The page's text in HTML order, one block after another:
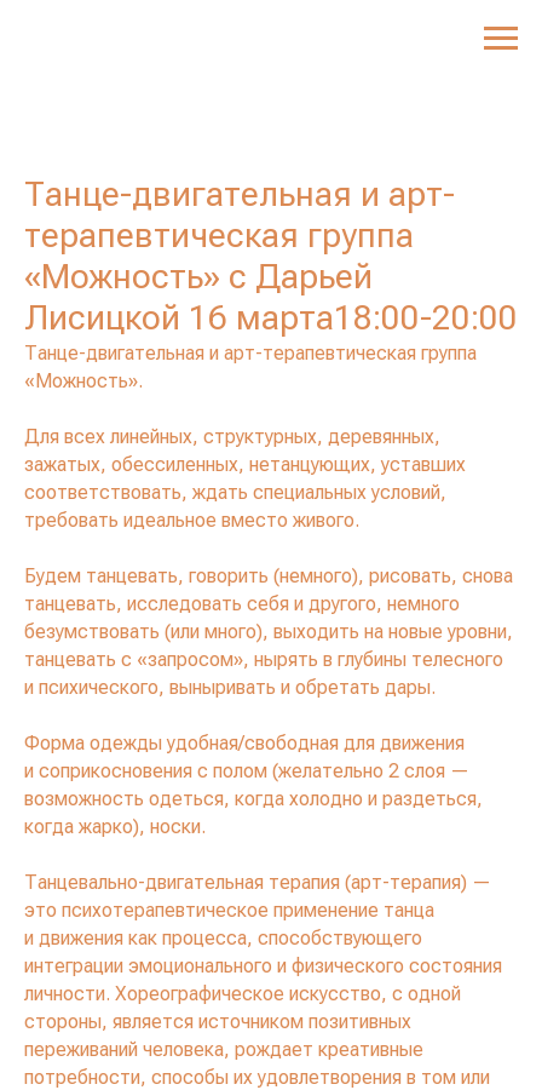
Танце-двигательная и арт-
терапевтическая группа
«Можность» с Дарьей
Лисицкой 16 марта18:00-20:00
Танце-двигательная и арт-терапевтическая группа
«Можность».
Для всех линейных, структурных, деревянных,
зажатых, обессиленных, нетанцующих, уставших
соответствовать, ждать специальных условий,
требовать идеальное вместо живого.
Будем танцевать, говорить (немного), рисовать, снова
танцевать, исследовать себя и другого, немного
безумствовать (или много), выходить на новые уровни,
танцевать с «запросом», нырять в глубины телесного
и психического, выныривать и обретать дары.
Форма одежды удобная/свободная для движения
и соприкосновения с полом (желательно 2 слоя —
возможность одеться, когда холодно и раздеться,
когда жарко), носки.
Танцевально-двигательная терапия (арт-терапия) —
это психотерапевтическое применение танца
и движения как процесса, способствующего
интеграции эмоционального и физического состояния
личности. Хореографическое искусство, с одной
стороны, является источником позитивных
переживаний человека, рождает креативные
потребности, способы их удовлетворения в том или